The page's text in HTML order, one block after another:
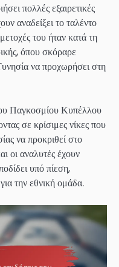
πολλές εξαιρετικές
αναδείξει το ταλέντο
του ήταν κατά τη
όπου σκόραρε
να προχωρήσει στη
Παγκοσμίου Κυπέλλου
σε κρίσιμες νίκες που
να προκριθεί στο
οι αναλυτές έχουν
υπό πίεση,
την εθνική ομάδα.